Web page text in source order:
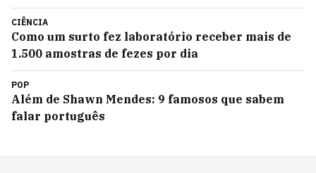
CIÊNCIA
Como um surto fez laboratório receber mais de
1.500 amostras de fezes por dia
POP
Além de Shawn Mendes: 9 famosos que sabem
falar português